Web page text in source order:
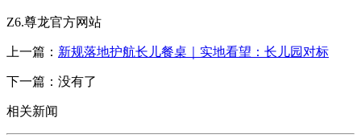
Z6.尊龙官方网站
上一篇： 新规落地护航长儿餐桌｜实地看望：长儿园对标
下一篇：没有了
相关新闻